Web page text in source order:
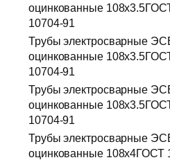
оцинкованные
10704-91
Трубы электросварные
оцинкованные
10704-91
Трубы электросварные
оцинкованные
10704-91
Трубы электросварные
оцинкованные 108х4ГОСТ